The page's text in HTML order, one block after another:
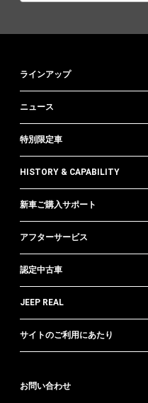
ラインアップ
ニュース
特別限定車
HISTORY & CAPABILITY
新車ご購入サポート
アフターサービス
認定中古車
JEEP REAL
サイトのご利用にあたり
お問い合わせ